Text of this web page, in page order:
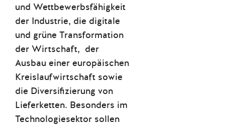
und Wettbewerbsfähigkeit
der Industrie, die digitale
und grüne Transformation
der Wirtschaft, der
Ausbau einer europäischen
Kreislaufwirtschaft sowie
die Diversifizierung von
Lieferketten. Besonders im
Technologiesektor sollen